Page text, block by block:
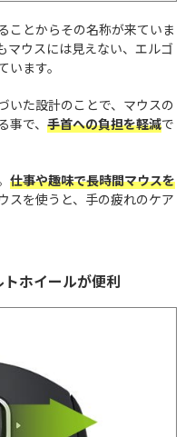
ことからその名称が来ていま
マウスには見えない、エルゴ
ます。
いた設計のことで、マウスの
で、 手首への負担を軽減で
仕事や趣味で長時間マウスを
スを使うと、手の疲れのケア
ホイールが便利